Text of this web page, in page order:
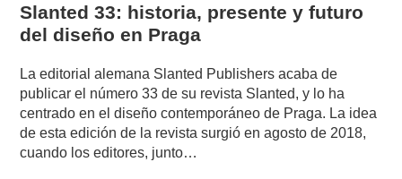
Slanted 33: historia, presente y futuro
del diseño en Praga
La editorial alemana Slanted Publishers acaba de
publicar el número 33 de su revista Slanted, y lo ha
centrado en el diseño contemporáneo de Praga. La idea
de esta edición de la revista surgió en agosto de 2018,
cuando los editores, junto…